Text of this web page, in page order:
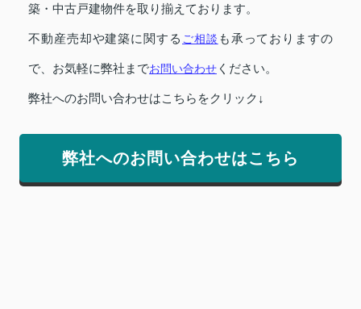
築・中古戸建物件を取り揃えております。
不動産売却や建築に関する ご相談 も承っておりますの
で、お気軽に弊社までお問い合わせ ください。
弊社へのお問い合わせはこちらをクリック↓
弊社へのお問い合わせはこちら